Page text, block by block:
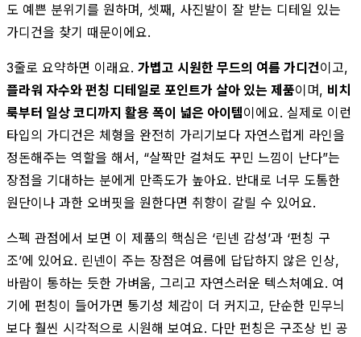
도 예쁜 분위기를 원하며, 셋째, 사진발이 잘 받는 디테일 있는
가디건을 찾기 때문이에요.
3줄로 요약하면 이래요. 가볍고 시원한 무드의 여름 가디건이고,
플라워 자수와 펀칭 디테일로 포인트가 살아 있는 제품이며, 비치
룩부터 일상 코디까지 활용 폭이 넓은 아이템이에요. 실제로 이런
타입의 가디건은 체형을 완전히 가리기보다 자연스럽게 라인을
정돈해주는 역할을 해서, “살짝만 걸쳐도 꾸민 느낌이 난다”는
장점을 기대하는 분에게 만족도가 높아요. 반대로 너무 도톰한
원단이나 과한 오버핏을 원한다면 취향이 갈릴 수 있어요.
스펙 관점에서 보면 이 제품의 핵심은 ‘린넨 감성’과 ‘펀칭 구
조’에 있어요. 린넨이 주는 장점은 여름에 답답하지 않은 인상,
바람이 통하는 듯한 가벼움, 그리고 자연스러운 텍스처예요. 여
기에 펀칭이 들어가면 통기성 체감이 더 커지고, 단순한 민무늬
보다 훨씬 시각적으로 시원해 보여요. 다만 펀칭은 구조상 빈 공